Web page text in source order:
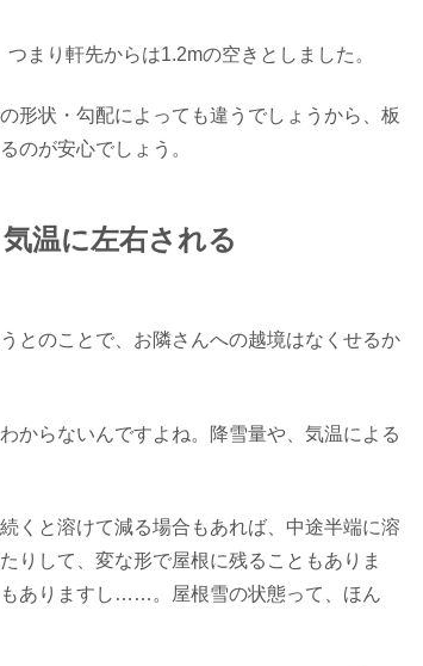
まり軒先からは1.2mの空きとしました。
形状・勾配によっても違うでしょうから、板
のが安心でしょう。
温に左右される
とのことで、お隣さんへの越境はなくせるか
からないんですよね。降雪量や、気温による
くと溶けて減る場合もあれば、中途半端に溶
りして、変な形で屋根に残ることもありま
ありますし……。屋根雪の状態って、ほん